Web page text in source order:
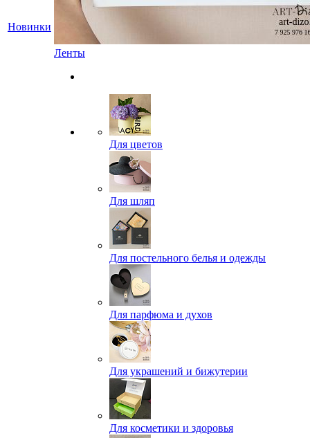
Новинки
Ленты
Для цветов
Для шляп
Для постельного белья и одежды
Для парфюма и духов
Для украшений и бижутерии
Для косметики и здоровья